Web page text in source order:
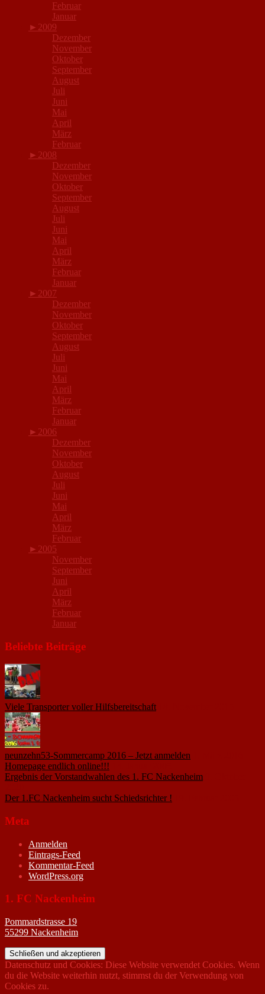
Februar
Januar
► 2009
Dezember
November
Oktober
September
August
Juli
Juni
Mai
April
März
Februar
► 2008
Dezember
November
Oktober
September
August
Juli
Juni
Mai
April
März
Februar
Januar
► 2007
Dezember
November
Oktober
September
August
Juli
Juni
Mai
April
März
Februar
Januar
► 2006
Dezember
November
Oktober
August
Juli
Juni
Mai
April
März
Februar
► 2005
November
September
Juni
April
März
Februar
Januar
Beliebte Beiträge
Viele Transporter voller Hilfsbereitschaft
neunzehn53-Sommercamp 2016 – Jetzt anmelden
Homepage endlich online!!!
Ergebnis der Vorstandwahlen des 1. FC Nackenheim
Der 1.FC Nackenheim sucht Schiedsrichter !
Meta
Anmelden
Eintrags-Feed
Kommentar-Feed
WordPress.org
1. FC Nackenheim
Pommardstrasse 19
55299 Nackenheim
Datenschutz und Cookies: Diese Website verwendet Cookies. Wenn
du die Website weiterhin nutzt, stimmst du der Verwendung von
Cookies zu.